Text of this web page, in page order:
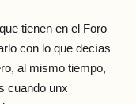
tienen en el Foro
con lo que decías
al mismo tiempo,
cuando unx